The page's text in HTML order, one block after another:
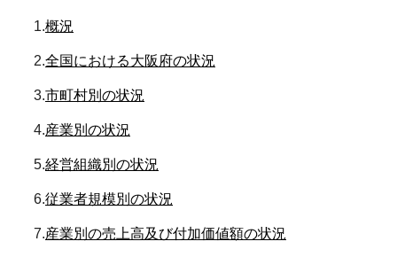
1.概況
2.全国における大阪府の状況
3.市町村別の状況
4.産業別の状況
5.経営組織別の状況
6.従業者規模別の状況
7.産業別の売上高及び付加価値額の状況